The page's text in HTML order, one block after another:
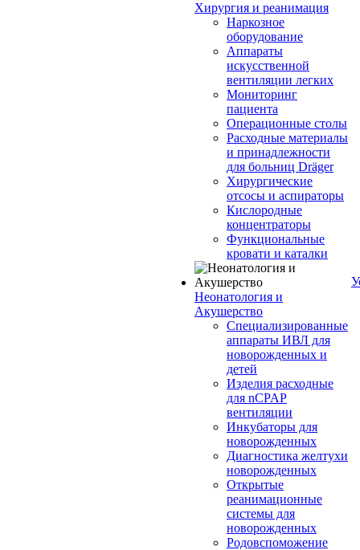
Хирургия и реанимация
Наркозное
оборудование
Аппараты
искусственной
вентиляции легких
Мониторинг
пациента
Операционные столы
Расходные материалы
и принадлежности
для больниц Dräger
Хирургические
отсосы и аспираторы
Кислородные
концентраторы
Функциональные
кровати и каталки
Неонатология и
Акушерство
Специализированные
аппараты ИВЛ для
новорожденных и
детей
Изделия расходные
для nCPAP
вентиляции
Инкубаторы для
новорожденных
Диагностика желтухи
новорожденных
Открытые
реанимационные
системы для
новорожденных
Родовспоможение